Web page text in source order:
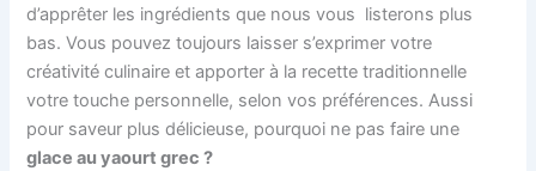
d’apprêter les ingrédients que nous vous listerons plus
bas. Vous pouvez toujours laisser s’exprimer votre
créativité culinaire et apporter à la recette traditionnelle
votre touche personnelle, selon vos préférences. Aussi
pour saveur plus délicieuse, pourquoi ne pas faire une
glace au yaourt grec ?